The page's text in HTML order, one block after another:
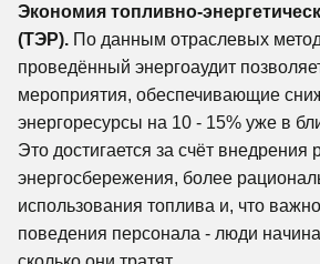
Экономия топливно-
(ТЭР). По данным отраслевых
проведённый энергоаудит
мероприятия, обеспечивающие
энергоресурсы на 10 - 15% уже в
Это достигается за счёт внедрения
энергосбережения, более
использования топлива и, что
поведения персонала - люди